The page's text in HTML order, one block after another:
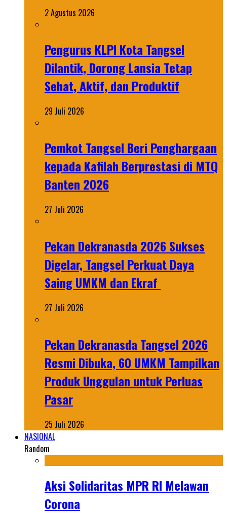
2 Agustus 2026
Pengurus KLPI Kota Tangsel
Dilantik, Dorong Lansia Tetap
Sehat, Aktif, dan Produktif
29 Juli 2026
Pemkot Tangsel Beri Penghargaan
kepada Kafilah Berprestasi di MTQ
Banten 2026
27 Juli 2026
Pekan Dekranasda 2026 Sukses
Digelar, Tangsel Perkuat Daya
Saing UMKM dan Ekraf
27 Juli 2026
Pekan Dekranasda Tangsel 2026
Resmi Dibuka, 60 UMKM Tampilkan
Produk Unggulan untuk Perluas
Pasar
25 Juli 2026
NASIONAL
Random
Aksi Solidaritas MPR RI Melawan
Corona